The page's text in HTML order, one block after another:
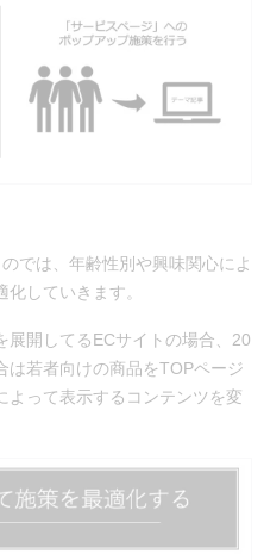
では、年齢性別や興味関心によ
していきます。
展開してるECサイトの場合、20
は若者向けの商品をTOPページ
よって表示するコンテンツを変